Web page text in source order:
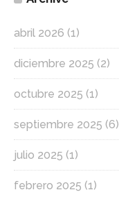
abril 2026 (1)
diciembre 2025 (2)
octubre 2025 (1)
septiembre 2025 (6)
julio 2025 (1)
febrero 2025 (1)